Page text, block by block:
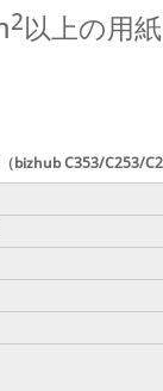
2以上の用
bizhub C353/C253/